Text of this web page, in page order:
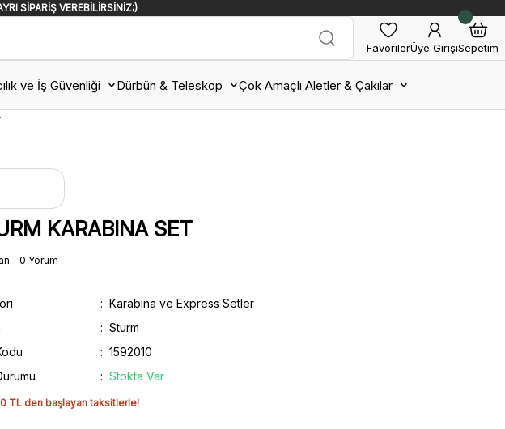
SİPARİŞ VEREBİLİRSİNİZ:)
FavorilerÜye GirişiSepetim
ve İş Güvenliği Dürbün & Teleskop Çok Amaçlı Aletler & Çakılar
KARABINA SET
- 0 Yorum
Karabina ve Express Setler
Sturm
1592010
Stokta Var
TL den başlayan taksitlerle!